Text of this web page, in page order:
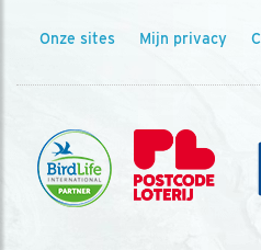
Onze sites Mijn privacy